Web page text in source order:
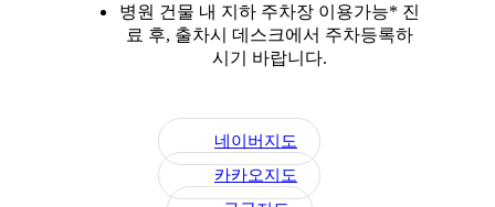
병원 건물 내 지하 주차장 이용가능* 진
료 후, 출차시 데스크에서 주차등록하
시기 바랍니다.
네이버지도
카카오지도